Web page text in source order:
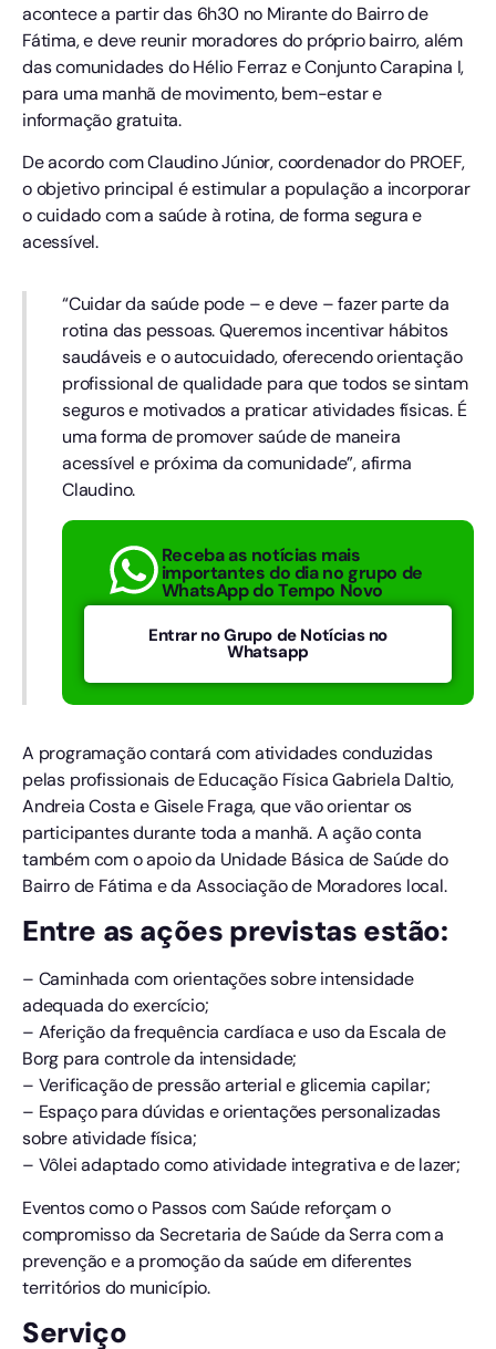
acontece a partir das 6h30 no Mirante do Bairro de
Fátima, e deve reunir moradores do próprio bairro, além
das comunidades do Hélio Ferraz e Conjunto Carapina I,
para uma manhã de movimento, bem-estar e
informação gratuita.
De acordo com Claudino Júnior, coordenador do PROEF,
o objetivo principal é estimular a população a incorporar
o cuidado com a saúde à rotina, de forma segura e
acessível.
“Cuidar da saúde pode – e deve – fazer parte da
rotina das pessoas. Queremos incentivar hábitos
saudáveis e o autocuidado, oferecendo orientação
profissional de qualidade para que todos se sintam
seguros e motivados a praticar atividades físicas. É
uma forma de promover saúde de maneira
acessível e próxima da comunidade”, afirma
Claudino.
Receba as notícias mais
importantes do dia no grupo de
WhatsApp do Tempo Novo
Entrar no Grupo de Notícias no
Whatsapp
A programação contará com atividades conduzidas
pelas profissionais de Educação Física Gabriela Daltio,
Andreia Costa e Gisele Fraga, que vão orientar os
participantes durante toda a manhã. A ação conta
também com o apoio da Unidade Básica de Saúde do
Bairro de Fátima e da Associação de Moradores local.
Entre as ações previstas estão:
– Caminhada com orientações sobre intensidade
adequada do exercício;
– Aferição da frequência cardíaca e uso da Escala de
Borg para controle da intensidade;
– Verificação de pressão arterial e glicemia capilar;
– Espaço para dúvidas e orientações personalizadas
sobre atividade física;
– Vôlei adaptado como atividade integrativa e de lazer;
Eventos como o Passos com Saúde reforçam o
compromisso da Secretaria de Saúde da Serra com a
prevenção e a promoção da saúde em diferentes
territórios do município.
Serviço